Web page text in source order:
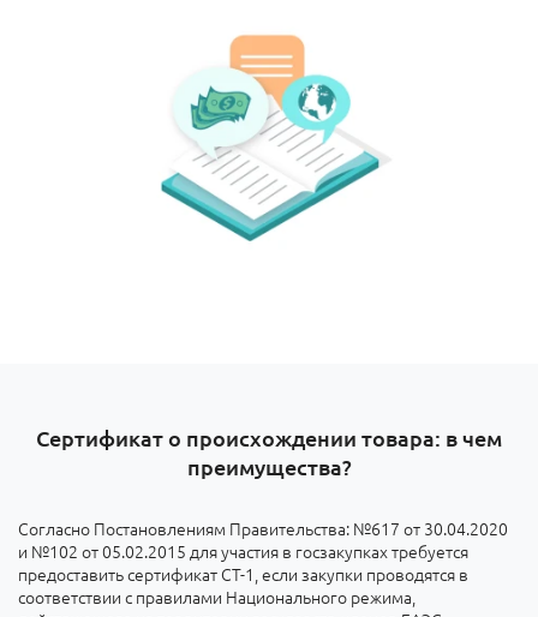
Сертификат о происхождении товара: в чем
преимущества?
Согласно Постановлениям Правительства: №617 от 30.04.2020
и №102 от 05.02.2015 для участия в госзакупках требуется
предоставить сертификат СТ-1, если закупки проводятся в
соответствии с правилами Национального режима,